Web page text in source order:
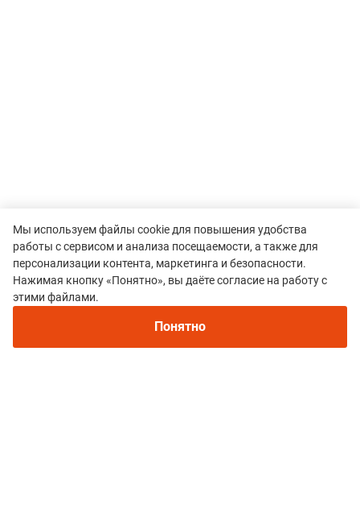
Скоростное восхождение на пик Хулугайша
Мы используем файлы cookie для повышения удобства
работы с сервисом и анализа посещаемости, а также для
персонализации контента, маркетинга и безопасности.
Нажимая кнопку «Понятно», вы даёте согласие на работу с
этими файлами.
Понятно